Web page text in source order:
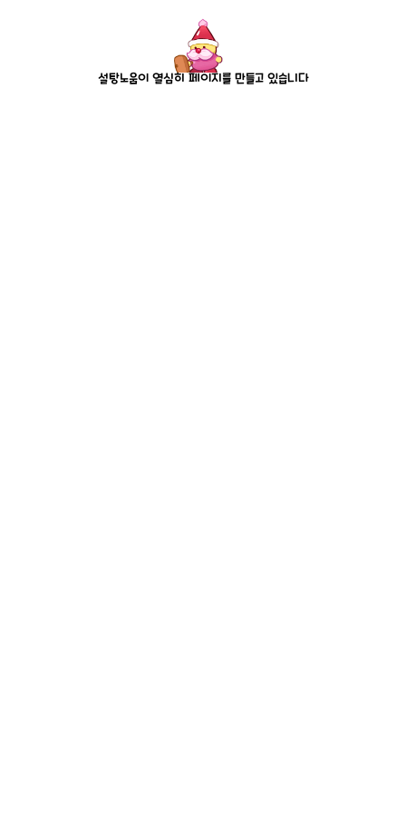
설탕노움이 열심히 페이지를 만들고 있습니다